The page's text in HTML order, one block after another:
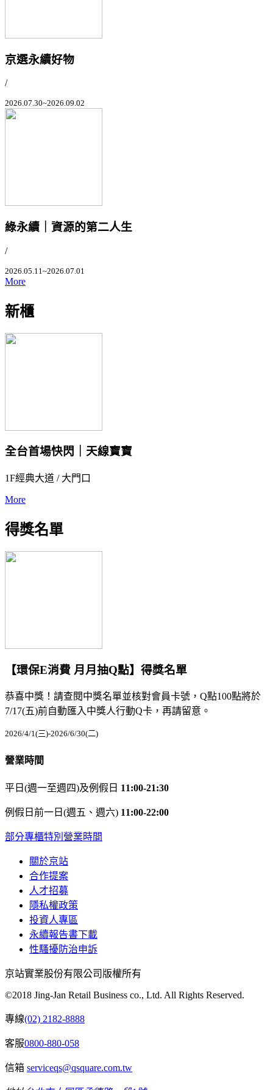
京選永續好物
/
2026.07.30~2026.09.02
綠永續｜資源的第二人生
/
2026.05.11~2026.07.01
More
新櫃
全台首場快閃｜天線寶寶
1F經典大道 / 大門口
More
得獎名單
【環保E消費 月月抽Q點】得獎名單
恭喜中獎！請查閱中獎名單並核對會員卡號，Q點100點將於
7/17(五)前自動匯入中獎人行動Q卡，再請留意。
2026/4/1(三)-2026/6/30(二)
營業時間
平日(週一至週四)及例假日 11:00-21:30
例假日前一日(週五、週六) 11:00-22:00
部分專櫃特別營業時間
關於京站
合作提案
人才招募
隱私權政策
投資人專區
永續報告書下載
性騷擾防治申訴
京站實業股份有限公司版權所有
©2018 Jing-Jan Retail Business co., Ltd. All Rights Reserved.
專線(02) 2182-8888
客服0800-880-058
信箱 serviceqs@qsquare.com.tw